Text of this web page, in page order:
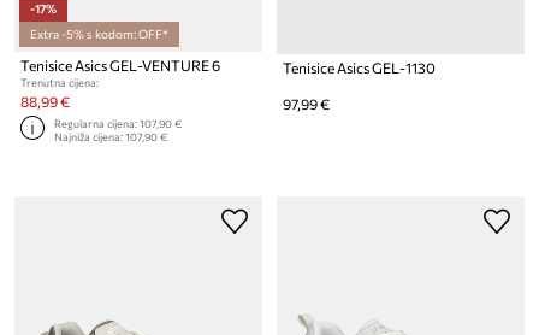
-17%
Extra -5% s kodom: OFF*
Tenisice Asics GEL-VENTURE 6
Trenutna cijena:
88,99 €
Regularna cijena:107,90 €
Najniža cijena:107,90 €
Tenisice Asics GEL-1130
97,99 €